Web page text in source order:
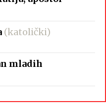
(katolički)
mladih